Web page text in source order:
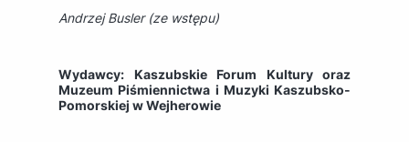
Andrzej Busler (ze wstępu)
Wydawcy: Kaszubskie Forum Kultury oraz
Muzeum Piśmiennictwa i Muzyki Kaszubsko-
Pomorskiej w Wejherowie